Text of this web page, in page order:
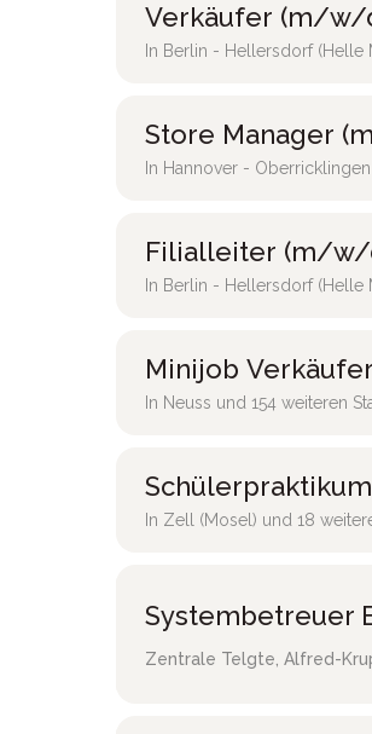
Verkäufer (m/w/
In Berlin - Hellersdorf (Helle
Store Manager
In Hannover -
Filialleiter (m/w/
In Berlin - Hellersdorf (Helle
Minijob
In Neuss und 154 weiteren
In Zell (Mosel) und 18
Systembetreuer
Zentrale Telgte Alfred-